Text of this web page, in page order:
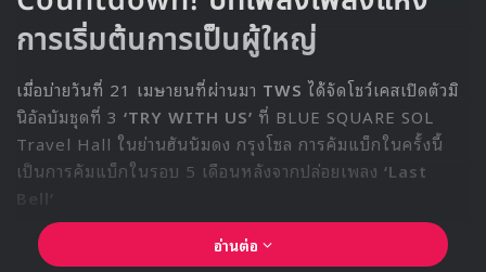
“ถึงโฮซูจะมีบทพูดเยอะ แต่ผมอยากให้
คนดูจดจำเขาในฐานะคนที่เงียบขรึม
และสุขุม ผมจึงตั้งใจพูดบทอย่างช้าๆ
และคุมจังหวะการพูดให้สม่ำเสมอ เพื่อ
ขับเน้นบุคลิกของตัวละคร”
การตีความในแบบเฉพาะตัวของจินยอง ทำให้แฟนๆ ต่างจับตา